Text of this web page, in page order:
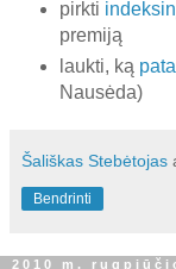
pirkti
premiją
laukti, ką
Nausėda)
Šališkas Stebėtojas
Bendrinti
2010 m.